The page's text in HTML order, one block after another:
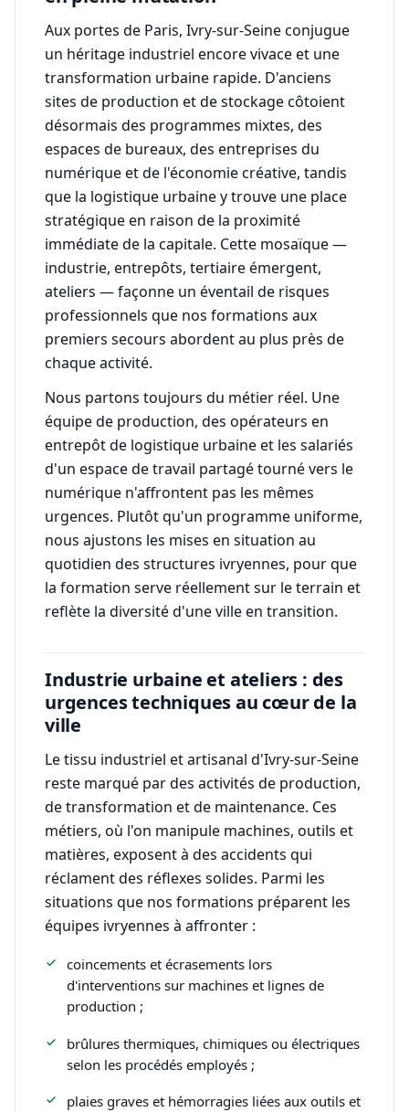
Aux portes de Paris, Ivry-sur-Seine conjugue
un héritage industriel encore vivace et une
transformation urbaine rapide. D'anciens
sites de production et de stockage côtoient
désormais des programmes mixtes, des
espaces de bureaux, des entreprises du
numérique et de l'économie créative, tandis
que la logistique urbaine y trouve une place
stratégique en raison de la proximité
immédiate de la capitale. Cette mosaïque —
industrie, entrepôts, tertiaire émergent,
ateliers — façonne un éventail de risques
professionnels que nos formations aux
premiers secours abordent au plus près de
chaque activité.
Nous partons toujours du métier réel. Une
équipe de production, des opérateurs en
entrepôt de logistique urbaine et les salariés
d'un espace de travail partagé tourné vers le
numérique n'affrontent pas les mêmes
urgences. Plutôt qu'un programme uniforme,
nous ajustons les mises en situation au
quotidien des structures ivryennes, pour que
la formation serve réellement sur le terrain et
reflète la diversité d'une ville en transition.
Industrie urbaine et ateliers : des
urgences techniques au cœur de la
ville
Le tissu industriel et artisanal d'Ivry-sur-Seine
reste marqué par des activités de production,
de transformation et de maintenance. Ces
métiers, où l'on manipule machines, outils et
matières, exposent à des accidents qui
réclament des réflexes solides. Parmi les
situations que nos formations préparent les
équipes ivryennes à affronter :
coincements et écrasements lors
d'interventions sur machines et lignes de
production ;
brûlures thermiques, chimiques ou électriques
selon les procédés employés ;
plaies graves et hémorragies liées aux outils et